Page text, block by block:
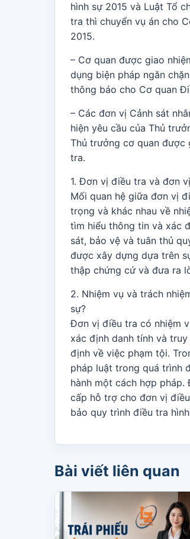
hình sự 2015 và Luật Tổ
tra thì chuyển vụ án cho
2015.
– Cơ quan được giao
dụng biện pháp ngăn
thông báo cho Cơ quan
– Các đơn vị Cảnh sát
hiện yêu cầu của Thủ
Thủ trưởng cơ quan được
tra.
1. Đơn vị điều tra và đơn
Mối quan hệ giữa đơn vị
trọng và khác nhau về
tìm hiểu thông tin và xác
sát, bảo vệ và tuân thủ
được xây dựng dựa trên
thập chứng cứ và đưa ra
2. Nhiệm vụ và trách
sự?
Đơn vị điều tra có nhiệm
xác định danh tính và
định về việc phạm tội.
pháp luật trong quá trình
hành một cách hợp
cấp hỗ trợ cho đơn vị
bảo quy trình điều tra
Bài viết liên quan